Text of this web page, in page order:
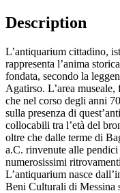
Description
L’antiquarium cittadino,
rappresenta l’anima
fondata, secondo la
Agatirso. L’area
che nel corso degli anni
sulla presenza di
collocabili tra l’età del
oltre che dalle terme di
a.C. rinvenute alle
numerosissimi
L’antiquarium nasce
Beni Culturali di Messina